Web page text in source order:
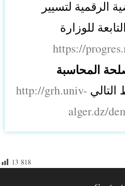
للوزارة
https://
التالي http://grh.univ-
alger.dz/
13 818